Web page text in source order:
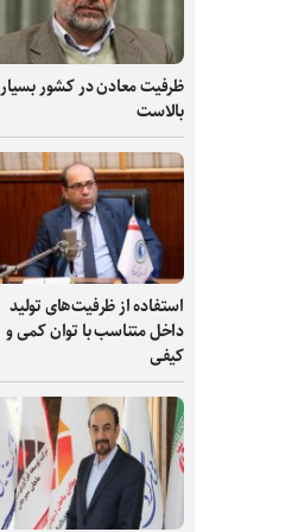
ظرفیت‌ معادن در کشور بسیار
بالاست
استفاده از ظرفیت‌های تولید
داخل متناسب با توان کمی و
کیفی